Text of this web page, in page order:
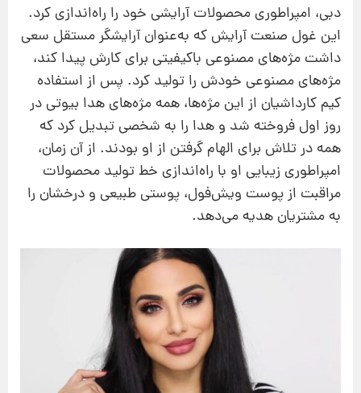
دبی، امپراطوری محصولات آرایشی خود را راه‌اندازی کرد.
این غول صنعت آرایش که به‌عنوان آرایشگر مستقل سعی
داشت مژه‌های مصنوعی باکیفیتی برای کارش پیدا کند،
مژه‌های مصنوعی خودش را تولید کرد. پس از استفاده
کیم کارداشیان از این مژه‌‌ها، همه مژه‌های هدا بیوتی در
روز اول فروخته شد و هدا را به‌ شخصی تبدیل کرد که
همه در تلاش برای الهام گرفتن از او بودند. از آن زمان،
امپراطوری زیبایی او با راه‌اندازی خط تولید محصولات
مراقبت از پوست ویش‌فول، پوستی طبیعی و درخشان را
به مشتریان هدیه می‌دهد.